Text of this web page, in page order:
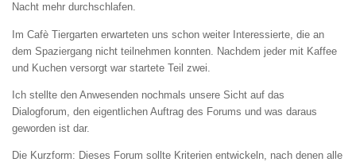
Nacht mehr durchschlafen.
Im Cafè Tiergarten erwarteten uns schon weiter Interessierte, die an
dem Spaziergang nicht teilnehmen konnten. Nachdem jeder mit Kaffee
und Kuchen versorgt war startete Teil zwei.
Ich stellte den Anwesenden nochmals unsere Sicht auf das
Dialogforum, den eigentlichen Auftrag des Forums und was daraus
geworden ist dar.
Die Kurzform: Dieses Forum sollte Kriterien entwickeln, nach denen alle